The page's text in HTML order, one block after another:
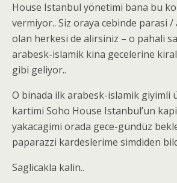
House Istanbul yönetimi bana bu
vermiyor.. Siz oraya cebinde parasi
olan herkesi de alirsiniz – o pahali
arabesk-islamik kina gecelerine
gibi geliyor..
O binada ilk arabesk-islamik giyimli
kartimi Soho House Istanbul’un
yakacagimi orada gece-gündüz
paparazzi kardeslerime simdiden
Saglicakla kalin..